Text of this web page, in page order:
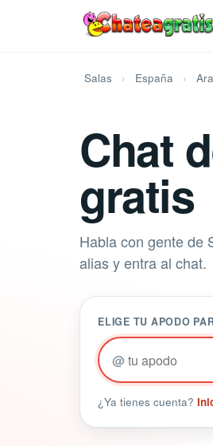
Salas España
Chat
gratis
Habla con gente de
alias y entra al chat.
ELIGE TU APODO
@
¿Ya tienes cuenta?